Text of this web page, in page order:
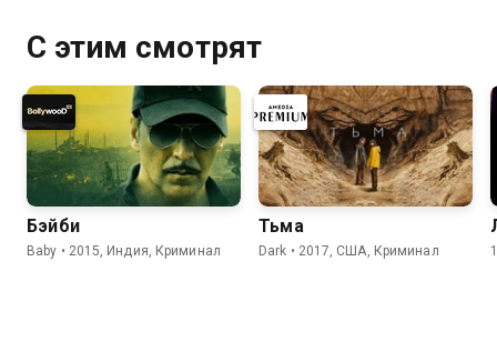
С этим смотрят
Бэйби
Baby • 2015, Индия, Криминал
Тьма
Dark • 2017, США, Криминал